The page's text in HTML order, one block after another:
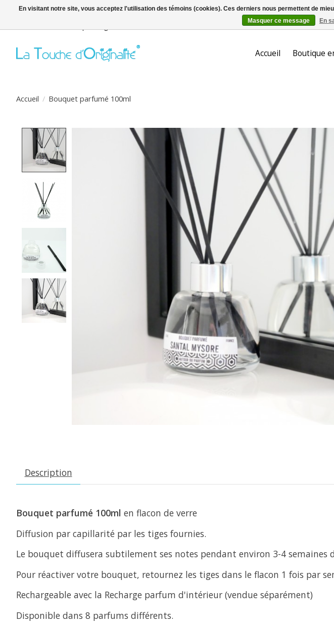
Accueil Boutique
Accueil / Bouquet parfumé 100ml
Product image slideshow Items
Description
Bouquet parfumé 100ml en flacon de verre
Diffusion par capillarité par les tiges fournies.
Le bouquet diffusera subtilement ses notes pendant environ 3-4 semaines
Pour réactiver votre bouquet, retournez les tiges dans le flacon 1 fois par
Rechargeable avec la Recharge parfum d'intérieur (vendue séparément)
Disponible dans 8 parfums différents.
En visitant notre site, vous acceptez l'utilisation des témoins (cookies). Ces derniers nous permettent de
Masquer ce message
En